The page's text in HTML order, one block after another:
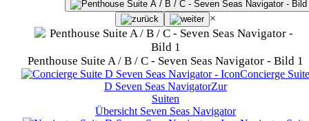
×
Penthouse Suite A / B / C - Seven Seas Navigator - Bild 1
Concierge Suite
D Seven Seas NavigatorZur
Suiten
Übersicht Seven Seas Navigator